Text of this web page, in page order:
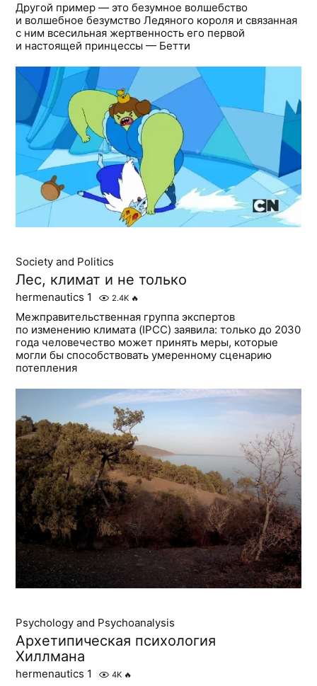
Другой пример — это безумное волшебство
и волшебное безумство Ледяного короля и связанная
с ним всесильная жертвенность его первой
и настоящей принцессы — Бетти
Society and Politics
Лес, климат и не только
hermenautics 1 2.4K 🔥
Межправительственная группа экспертов
по изменению климата (IPCC) заявила: только до 2030
года человечество может принять меры, которые
могли бы способствовать умеренному сценарию
потепления
Psychology and Psychoanalysis
Архетипическая психология
Хиллмана
hermenautics 1 4K 🔥